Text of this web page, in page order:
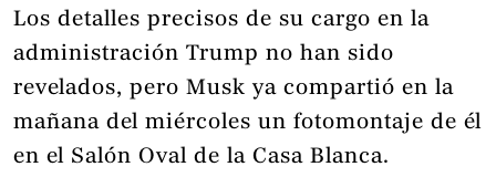
Los detalles precisos de su cargo en la
administración Trump no han sido
revelados, pero Musk ya compartió en la
mañana del miércoles un fotomontaje de él
en el Salón Oval de la Casa Blanca.